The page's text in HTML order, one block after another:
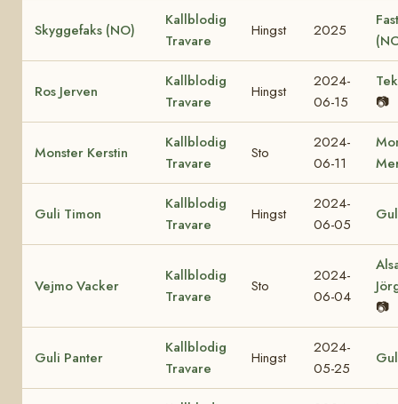
Skyggefaks (NO)
Kallblodig
Travare
Hingst 2025
Ros Jerven
Kallblodig
Travare
Hingst
2024-
06-15
📷
Monster Kerstin
Kallblodig
Travare
Sto
2024-
06-11
Guli Timon
Kallblodig
Travare
Hingst
2024-
06-05
Vejmo Vacker
Kallblodig
Travare
Sto
2024-
06-04
📷
Guli Panter
Kallblodig
Travare
Hingst
2024-
05-25